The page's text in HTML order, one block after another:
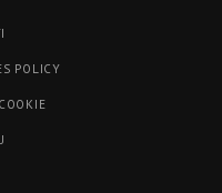
POLICY